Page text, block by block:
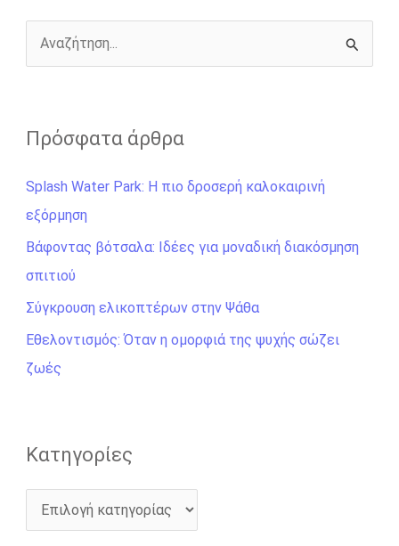
k
e
r
k
ζ
τ
η
σ
η
γ
ι
α
Πρόσφατα άρθρα
Splash Water Park: Η πιο δροσερή καλοκαιρινή
εξόρμηση
Βάφοντας βότσαλα: Ιδέες για μοναδική διακόσμηση
σπιτιού
Σύγκρουση ελικοπτέρων στην Ψάθα
Εθελοντισμός: Όταν η ομορφιά της ψυχής σώζει
ζωές
Kατηγορίες